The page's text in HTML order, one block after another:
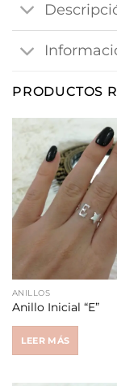
PRODUCTOS
ANILLOS
Anillo Inicial “E”
LEER MÁS